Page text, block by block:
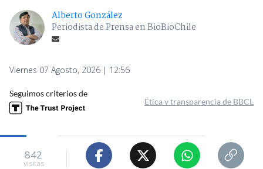
Alberto González
Periodista de Prensa en BioBioChile
Viernes 07 Agosto, 2026 | 12:56
Seguimos criterios de
Ética y transparencia de BBCL
842
visitas